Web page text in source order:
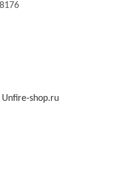
shop.ru